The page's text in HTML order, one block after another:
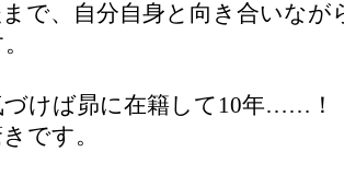
で、自分自身と向き合いなが
づけば昴に在籍して10年……！
です。